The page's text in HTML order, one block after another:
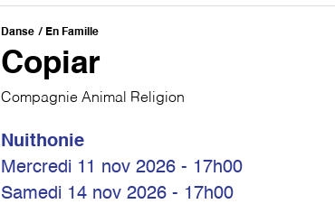
Danse En Famille
Copiar
Compagnie Animal Religion
Nuithonie
Mercredi 11 nov 2026 - 17h00
Samedi 14 nov 2026 - 17h00